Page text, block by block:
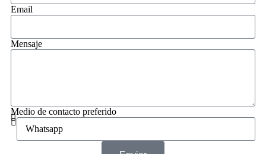
Email
Mensaje
Medio de contacto preferido